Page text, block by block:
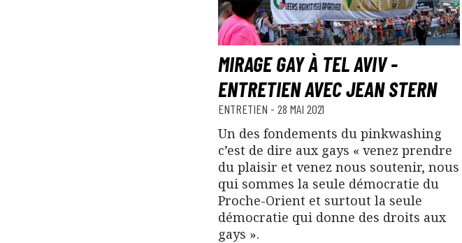
MIRAGE GAY À TEL AVIV -
ENTRETIEN AVEC JEAN STERN
ENTRETIEN - 28 MAI 2021
Un des fondements du pinkwashing
c’est de dire aux gays « venez prendre
du plaisir et venez nous soutenir, nous
qui sommes la seule démocratie du
Proche-Orient et surtout la seule
démocratie qui donne des droits aux
gays ».